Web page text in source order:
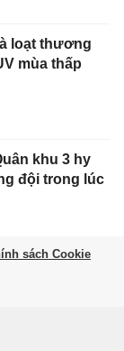
loạt thương
mùa thấp
khu 3 hy
đội trong lúc
ngày tới: Bắc
Bộ chiều tối
sách Cookie